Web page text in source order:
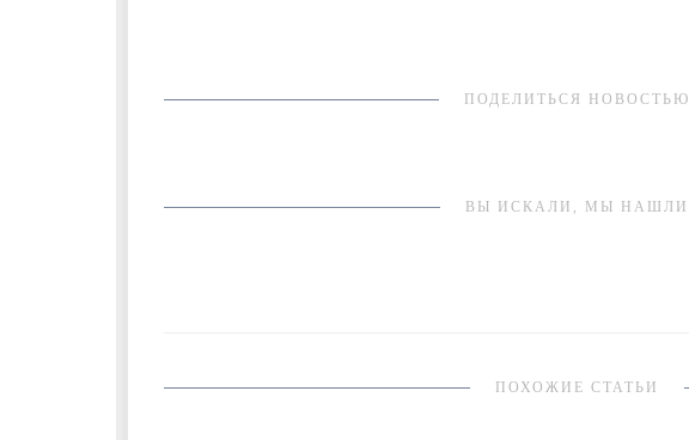
ПОДЕЛИТЬСЯ НОВОСТЬЮ
ВЫ ИСКАЛИ, МЫ НАШЛИ
ПОХОЖИЕ СТАТЬИ